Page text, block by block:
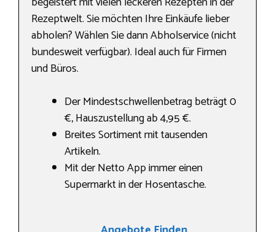
Rezeptwelt. Sie möchten Ihre Einkäufe lieber
abholen? Wählen Sie dann Abholservice (nicht
bundesweit verfügbar). Ideal auch für Firmen
und Büros.
Der Mindestschwellenbetrag beträgt 0
€, Hauszustellung ab 4,95 €.
Breites Sortiment mit tausenden
Artikeln.
Mit der Netto App immer einen
Supermarkt in der Hosentasche.